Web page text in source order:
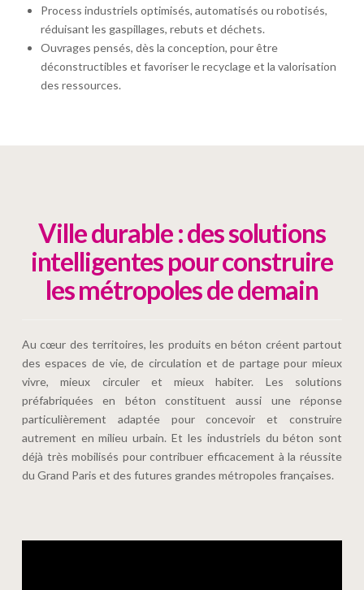
Process industriels optimisés, automatisés ou robotisés,
réduisant les gaspillages, rebuts et déchets.
Ouvrages pensés, dès la conception, pour être
déconstructibles et favoriser le recyclage et la valorisation
des ressources.
Ville durable : des solutions
intelligentes pour construire
les métropoles de demain
Au cœur des territoires, les produits en béton créent partout
des espaces de vie, de circulation et de partage pour mieux
vivre, mieux circuler et mieux habiter. Les solutions
préfabriquées en béton constituent aussi une réponse
particulièrement adaptée pour concevoir et construire
autrement en milieu urbain. Et les industriels du béton sont
déjà très mobilisés pour contribuer efficacement à la réussite
du Grand Paris et des futures grandes métropoles françaises.